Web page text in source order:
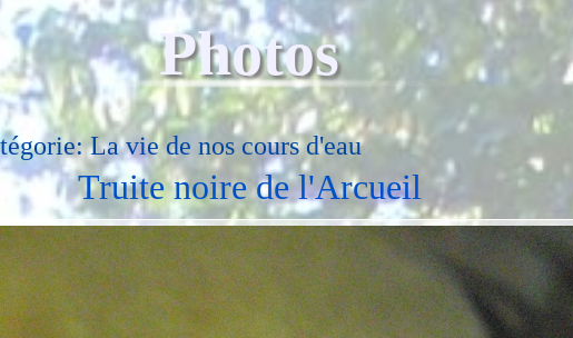
Photos
La vie de nos cours d'eau
Truite noire de l'Arcueil